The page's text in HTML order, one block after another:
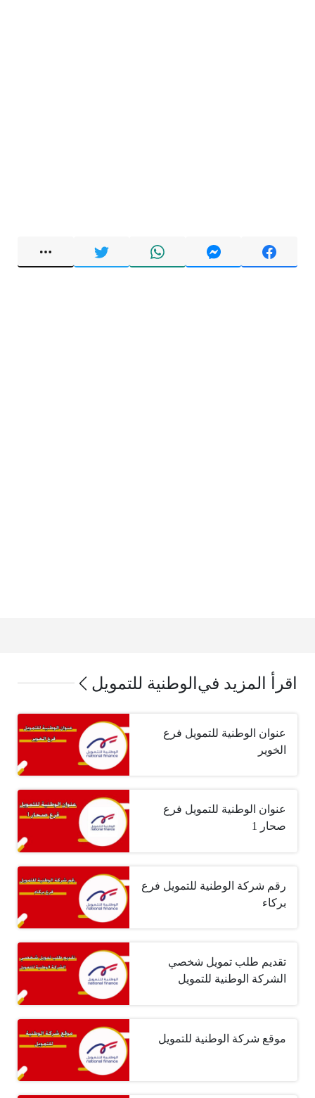
اقرأ المزيد في الوطنية للتمويل
عنوان الوطنية للتمويل فرع
الخوير
عنوان الوطنية للتمويل فرع
صحار 1
رقم شركة الوطنية للتمويل فرع
بركاء
تقديم طلب تمويل شخصي
الشركة الوطنية للتمويل
موقع شركة الوطنية للتمويل